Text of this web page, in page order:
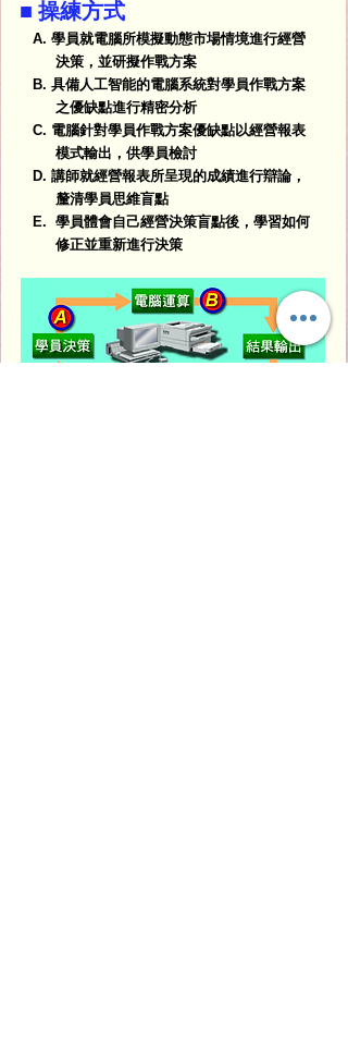
A. 學員就電腦所模擬動態市場情境進行經營
決策，並研擬作戰方案
B. 具備人工智能的電腦系統對學員作戰方案
之優缺點進行精密分析
C. 電腦針對學員作戰方案優缺點以經營報表
模式輸出，供學員檢討
D. 講師就經營報表所呈現的成績進行辯論，
釐清學員思維盲點
E. 學員體會自己經營決策盲點後，學習如何
修正並重新進行決策
■ 操練方式